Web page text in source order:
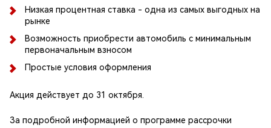
Низкая процентная ставка - одна из самых выгодных на
рынке
Возможность приобрести автомобиль с минимальным
первоначальным взносом
Простые условия оформления
Акция действует до 31 октября.
За подробной информацией о программе рассрочки